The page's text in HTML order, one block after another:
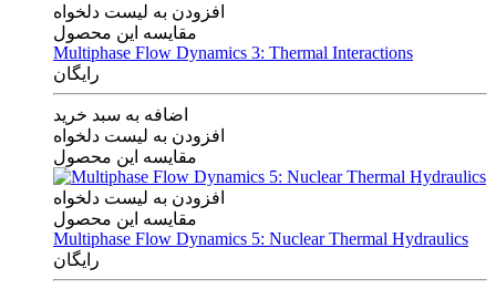
افزودن به لیست دلخواه
مقایسه این محصول
Multiphase Flow Dynamics 3: Thermal Interactions
رایگان
اضافه به سبد خرید
افزودن به لیست دلخواه
مقایسه این محصول
افزودن به لیست دلخواه
مقایسه این محصول
Multiphase Flow Dynamics 5: Nuclear Thermal Hydraulics
رایگان